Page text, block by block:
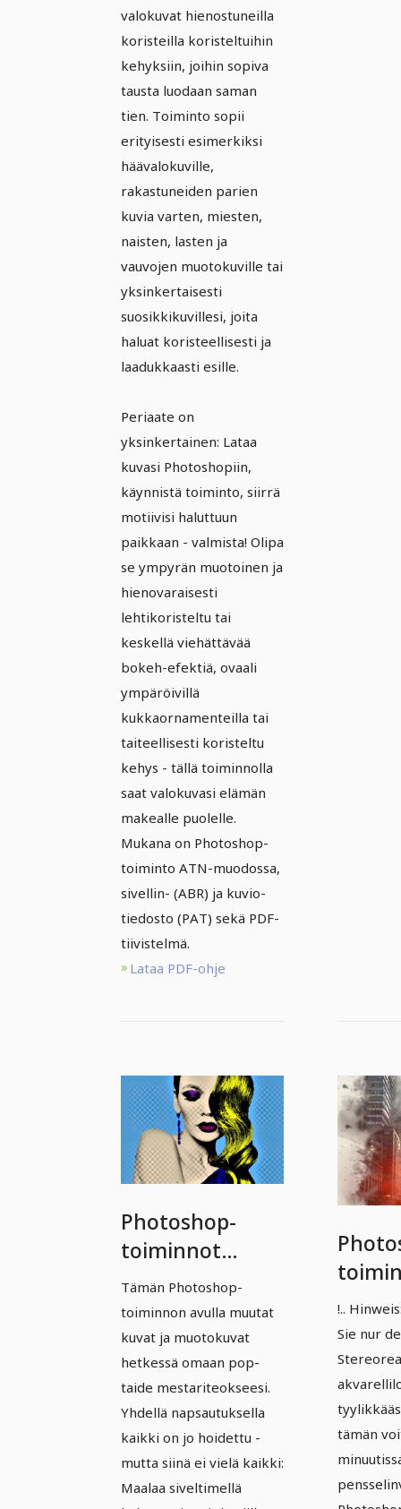
valokuvat hienostuneilla
koristeilla koristeltuihin
kehyksiin, joihin sopiva
tausta luodaan saman
tien. Toiminto sopii
erityisesti esimerkiksi
häävalokuville,
rakastuneiden parien
kuvia varten, miesten,
naisten, lasten ja
vauvojen muotokuville tai
yksinkertaisesti
suosikkikuvillesi, joita
haluat koristeellisesti ja
laadukkaasti esille.
Periaate on
yksinkertainen: Lataa
kuvasi Photoshopiin,
käynnistä toiminto, siirrä
motiivisi haluttuun
paikkaan - valmista! Olipa
se ympyrän muotoinen ja
hienovaraisesti
lehtikoristeltu tai
keskellä viehättävää
bokeh-efektiä, ovaali
ympäröivillä
kukkaornamenteilla tai
taiteellisesti koristeltu
kehys - tällä toiminnolla
saat valokuvasi elämän
makealle puolelle.
Mukana on Photoshop-
toiminto ATN-muodossa,
sivellin- (ABR) ja kuvio-
tiedosto (PAT) sekä PDF-
tiivistelmä.
Lataa PDF-ohje
Photoshop-
toiminnot
premium-
luokassa - Vol.
2: 03 | Pop Art -
efekti ja -
animaatio
Tämän Photoshop-
toiminnon avulla muutat
kuvat ja muotokuvat
hetkessä omaan pop-
taide mestariteokseesi.
Yhdellä napsautuksella
kaikki on jo hoidettu -
mutta siinä ei vielä kaikki:
Maalaa siveltimellä
Vol.
!..
Sie nur
tämän